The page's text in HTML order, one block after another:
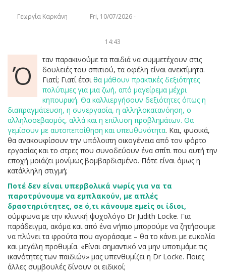
Γεωργία Καρκάνη Fri, 10/07/2026 -
14:43
Ό
ταν παρακινούμε τα παιδιά να συμμετέχουν στις
δουλειές του σπιτιού, τα οφέλη είναι ανεκτίμητα.
Γιατί; Γιατί έτσι θα μάθουν πρακτικές δεξιότητες
πολύτιμες για μια ζωή, από μαγείρεμα μέχρι
κηπουρική. Θα καλλιεργήσουν δεξιότητες όπως η
διαπραγμάτευση, η συνεργασία, η αλληλοκατανόηση, ο
αλληλοσεβασμός, αλλά και η επίλυση προβλημάτων. Θα
γεμίσουν με αυτοπεποίθηση και υπευθυνότητα. Και, φυσικά,
θα ανακουφίσουν την υπόλοιπη οικογένεια από τον φόρτο
εργασίας και το στρες που συνοδεύουν ένα σπίτι που αυτή την
εποχή μοιάζει μονίμως βομβαρδισμένο. Πότε είναι όμως η
κατάλληλη στιγμή;
Ποτέ δεν είναι υπερβολικά νωρίς για να τα
παροτρύνουμε να εμπλακούν, με απλές
δραστηριότητες, σε ό,τι κάνουμε εμείς οι ίδιοι,
σύμφωνα με την κλινική ψυχολόγο Dr Judith Locke. Για
παράδειγμα, ακόμα και από ένα νήπιο μπορούμε να ζητήσουμε
να πλύνει τα φρούτα που αγοράσαμε – θα το κάνει με ευκολία
και μεγάλη προθυμία. «Είναι σημαντικό να μην υποτιμάμε τις
ικανότητες των παιδιών» μας υπενθυμίζει η Dr Locke. Ποιες
άλλες συμβουλές δίνουν οι ειδικοί;